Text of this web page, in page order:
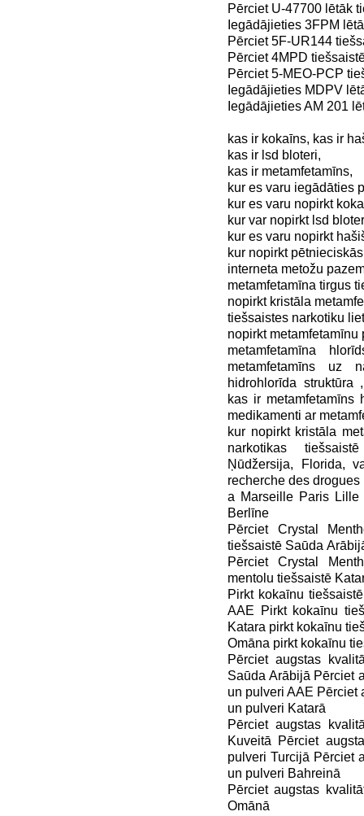
Pērciet U-47700 lētāk
Iegādājieties 3FPM
Pērciet 5F-UR144
Pērciet 4MPD
Pērciet 5-MEO-PCP
Iegādājieties MDPV
Iegādājieties AM 201
kas ir kokaīns, kas ir
kas ir lsd bloteri,
kas ir metamfetamīns,
kur es varu iegādāties
kur es varu nopirkt
kur var nopirkt lsd
kur es varu nopirkt
kur nopirkt
interneta metožu
metamfetamīna tirgus
nopirkt kristāla
tiešsaistes narkotiku
nopirkt metamfetamīnu
metamfetamīna
metamfetamīns uz
hidrohlorīda struktūra
kas ir metamfetamīns
medikamenti ar
kur nopirkt kristāla
narkotikas
Ņūdžersija, Florida,
recherche des
a Marseille Paris Lille
Berlīne
Pērciet Crystal
tiešsaistē Saūda
Pērciet Crystal
mentolu tiešsaistē
Pirkt kokaīnu
AAE Pirkt kokaīnu
Katara pirkt kokaīnu
Omāna pirkt kokaīnu
Pērciet augstas
Saūda Arābijā Pērciet
un pulveri AAE Pērciet
un pulveri Katarā
Pērciet augstas
Kuveitā Pērciet
pulveri Turcijā Pērciet
un pulveri Bahreinā
Pērciet augstas
Omānā